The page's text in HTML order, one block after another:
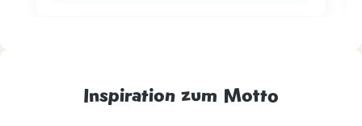
Inspiration zum Motto